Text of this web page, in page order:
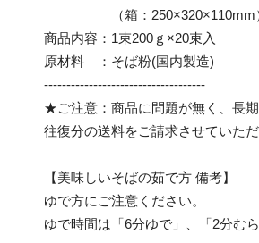
（箱：250×320×110mm
商品内容：1束200ｇ×20束入
原材料 ：そば粉(国内製造)
------------------------------------
★ご注意：商品に問題が無く、長
往復分の送料をご請求させていた
【美味しいそばの茹で方 備考】
ゆで方にご注意ください。
ゆで時間は「6分ゆで」、「2分むら